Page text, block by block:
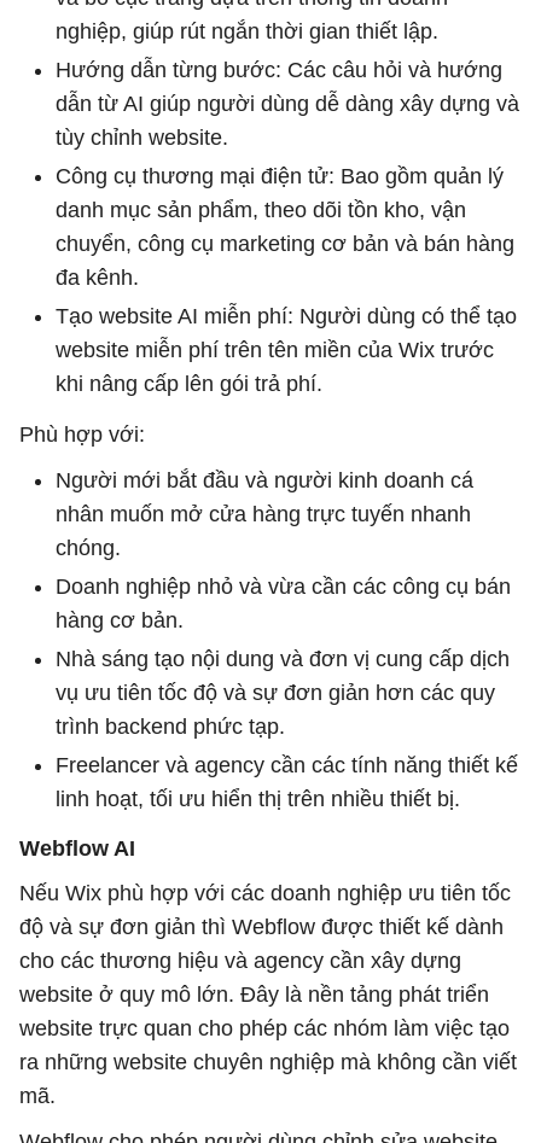
nghiệp, giúp rút ngắn thời gian thiết lập.
Hướng dẫn từng bước: Các câu hỏi và hướng
dẫn từ AI giúp người dùng dễ dàng xây dựng và
tùy chỉnh website.
Công cụ thương mại điện tử: Bao gồm quản lý
danh mục sản phẩm, theo dõi tồn kho, vận
chuyển, công cụ marketing cơ bản và bán hàng
đa kênh.
Tạo website AI miễn phí: Người dùng có thể tạo
website miễn phí trên tên miền của Wix trước
khi nâng cấp lên gói trả phí.
Phù hợp với:
Người mới bắt đầu và người kinh doanh cá
nhân muốn mở cửa hàng trực tuyến nhanh
chóng.
Doanh nghiệp nhỏ và vừa cần các công cụ bán
hàng cơ bản.
Nhà sáng tạo nội dung và đơn vị cung cấp dịch
vụ ưu tiên tốc độ và sự đơn giản hơn các quy
trình backend phức tạp.
Freelancer và agency cần các tính năng thiết kế
linh hoạt, tối ưu hiển thị trên nhiều thiết bị.
Webflow AI
Nếu Wix phù hợp với các doanh nghiệp ưu tiên tốc
độ và sự đơn giản thì Webflow được thiết kế dành
cho các thương hiệu và agency cần xây dựng
website ở quy mô lớn. Đây là nền tảng phát triển
website trực quan cho phép các nhóm làm việc tạo
ra những website chuyên nghiệp mà không cần viết
mã.